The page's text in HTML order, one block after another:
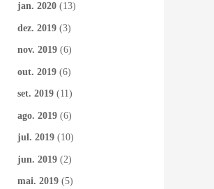
jan. 2020 (13)
dez. 2019 (3)
nov. 2019 (6)
out. 2019 (6)
set. 2019 (11)
ago. 2019 (6)
jul. 2019 (10)
jun. 2019 (2)
mai. 2019 (5)